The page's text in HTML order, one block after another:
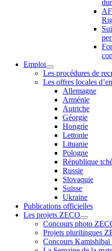
Emploi
Les procédures de
Les offres locales
Allemagne
Arménie
Autriche
Géorgie
Hongrie
Lettonie
Lituanie
Pologne
République
Russie
Slovaquie
Suisse
Ukraine
Publications officielles
Les projets ZECO
Concours photo
Projets plurilingues
Concours